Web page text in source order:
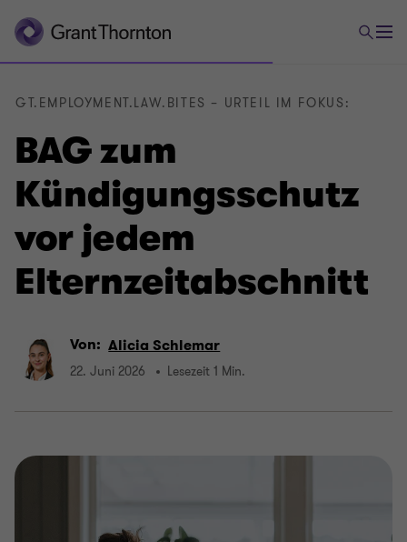
BAG zum
Kündigungsschutz
vor jedem
Elternzeitabschnitt
GT.EMPLOYMENT.LAW.BITES – URTEIL IM FOKUS:
Von: Alicia Schlemar
22. Juni 2026 Lesezeit 1 Min.